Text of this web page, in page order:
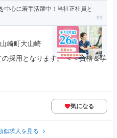
中心に若手活躍中！当社正社員と
崎町大山崎
採用となります。 ＜＜資格＆学
気になる
似求人を見る